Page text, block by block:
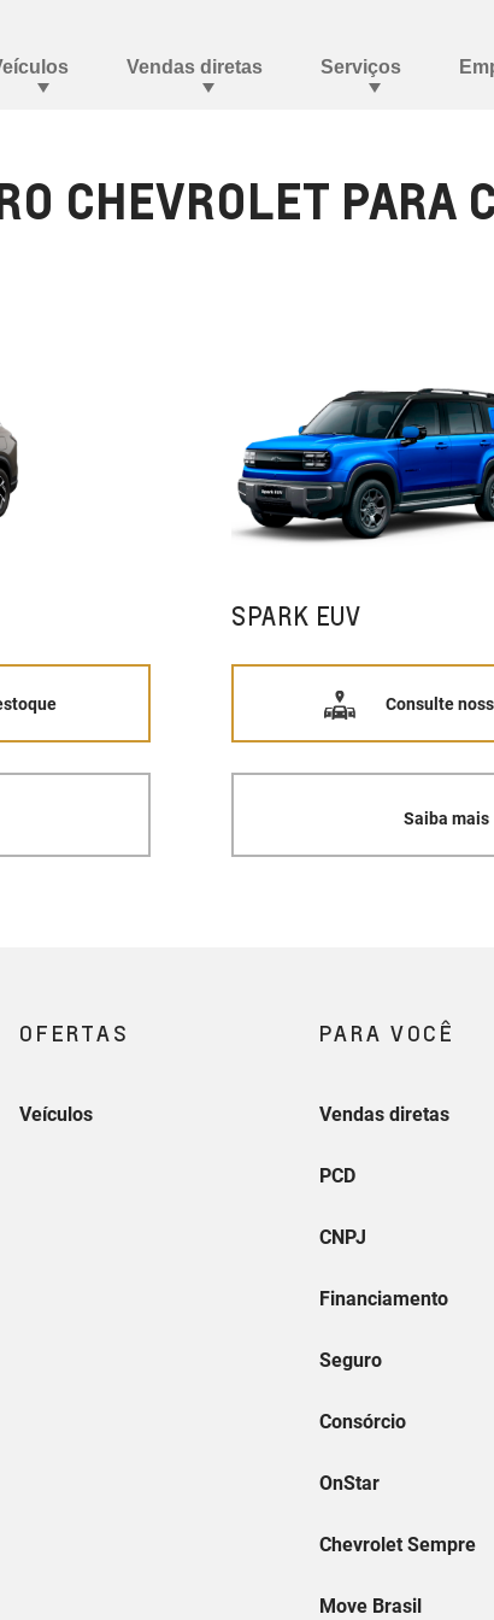
CHEVROLET PARA
SPARK EUV
Consulte
Saiba mais